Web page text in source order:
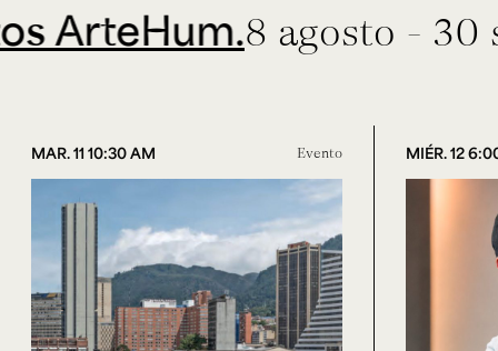
8 agosto - 30
MAR. 11 10:30 AM Evento MIÉR. 12